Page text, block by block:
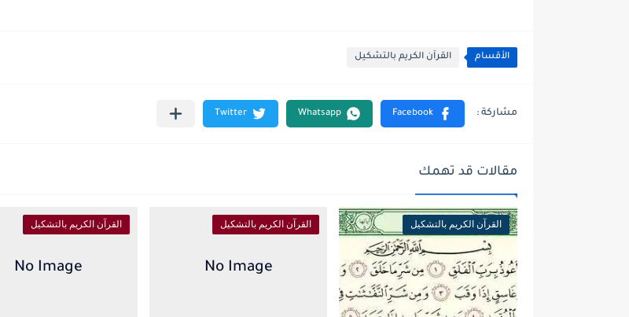
الأقسام القرآن الكريم بالتشكيل
مقالات قد تهمك
القرآن الكريم بالتشكيل القرآن الكريم بالتشكيل القرآن الكريم بالتشكيل